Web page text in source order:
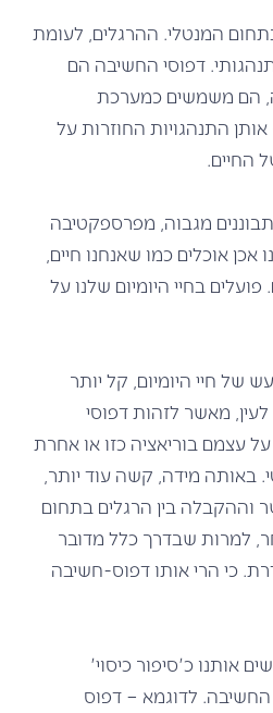
המנטלי. ההרגלים, לעומת
דפוסי החשיבה הם
הם משמשים כמערכת
התנהגויות החוזרות על
החיים.
מגבוה, מפרספקטיבה
אכן אוכלים כמו שאנחנו חיים,
פועלים בחיי היומיום שלנו על
של חיי היומיום, קל יותר
לעין, מאשר לזהות דפוסי
עצמם בוריאציה כזו או אחרת
באותה מידה, קשה עוד יותר,
בין הרגלים בתחום
למרות שבדרך כלל מדובר
כי הרי אותו דפוס-חשיבה
אותנו כ'סיפור כיסוי'
לדוגמא – דפוס